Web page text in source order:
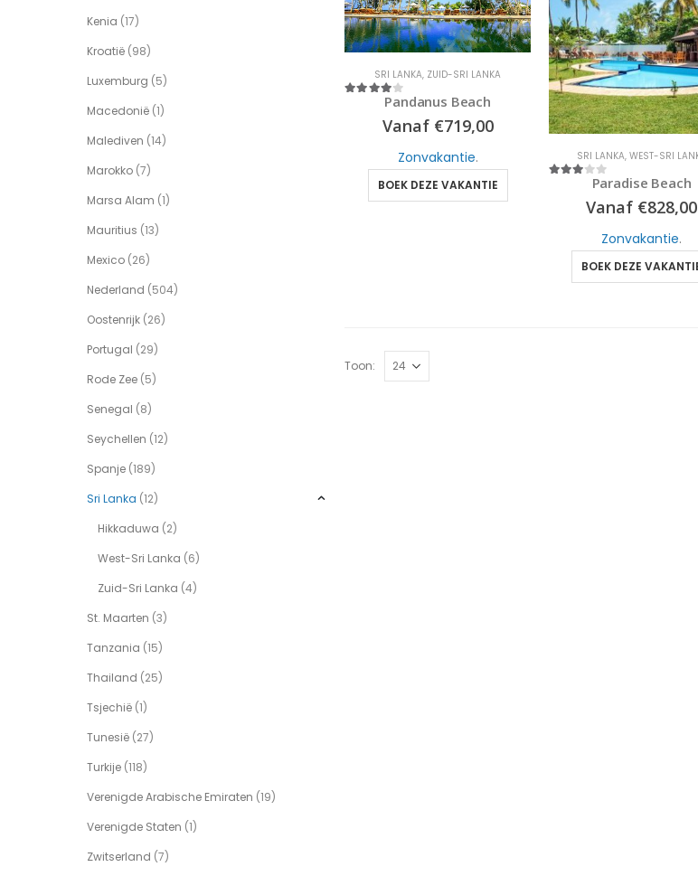
SRI LANKA, ZUID-SRI LANKA
out of 5Pandanus Beach
Vanaf €719,00
Zonvakantie.
BOEK DEZE VAKANTIE
SRI LANKA, WEST-SRI
out of 5Paradise Beach
Vanaf €828,00
Zonvakantie.
BOEK DEZE
Toon:
Kenia (17)
Kroatië (98)
Luxemburg (5)
Macedonië (1)
Malediven (14)
Marokko (7)
Marsa Alam (1)
Mauritius (13)
Mexico (26)
Nederland (504)
Oostenrijk (26)
Portugal (29)
Rode Zee (5)
Senegal (8)
Seychellen (12)
Spanje (189)
Sri Lanka (12)
Hikkaduwa (2)
West-Sri Lanka (6)
Zuid-Sri Lanka (4)
St. Maarten (3)
Tanzania (15)
Thailand (25)
Tsjechië (1)
Tunesië (27)
Turkije (118)
Verenigde Arabische Emiraten (19)
Verenigde Staten (1)
Zwitserland (7)